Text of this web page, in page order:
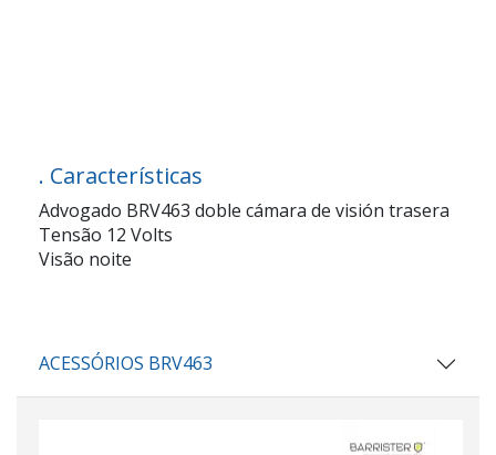
. Características
Advogado BRV463 doble cámara de visión trasera
Tensão 12 Volts
Visão noite
ACESSÓRIOS BRV463